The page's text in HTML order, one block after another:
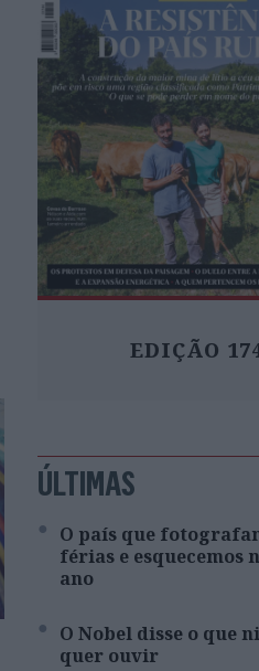
EDIÇÃO
ÚLTIMAS
O país que
férias e esquecemos
ano
O Nobel disse o que
quer ouvir